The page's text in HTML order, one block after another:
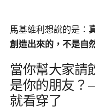
馬基維利想說的是：
創造出來的，不是自
當你幫大家請
是你的朋友
就看穿了